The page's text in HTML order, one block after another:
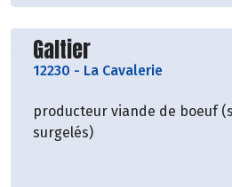
Découvrir le producteur
Galtier
12230 - La Cavalerie
producteur viande de boeuf
surgelés)